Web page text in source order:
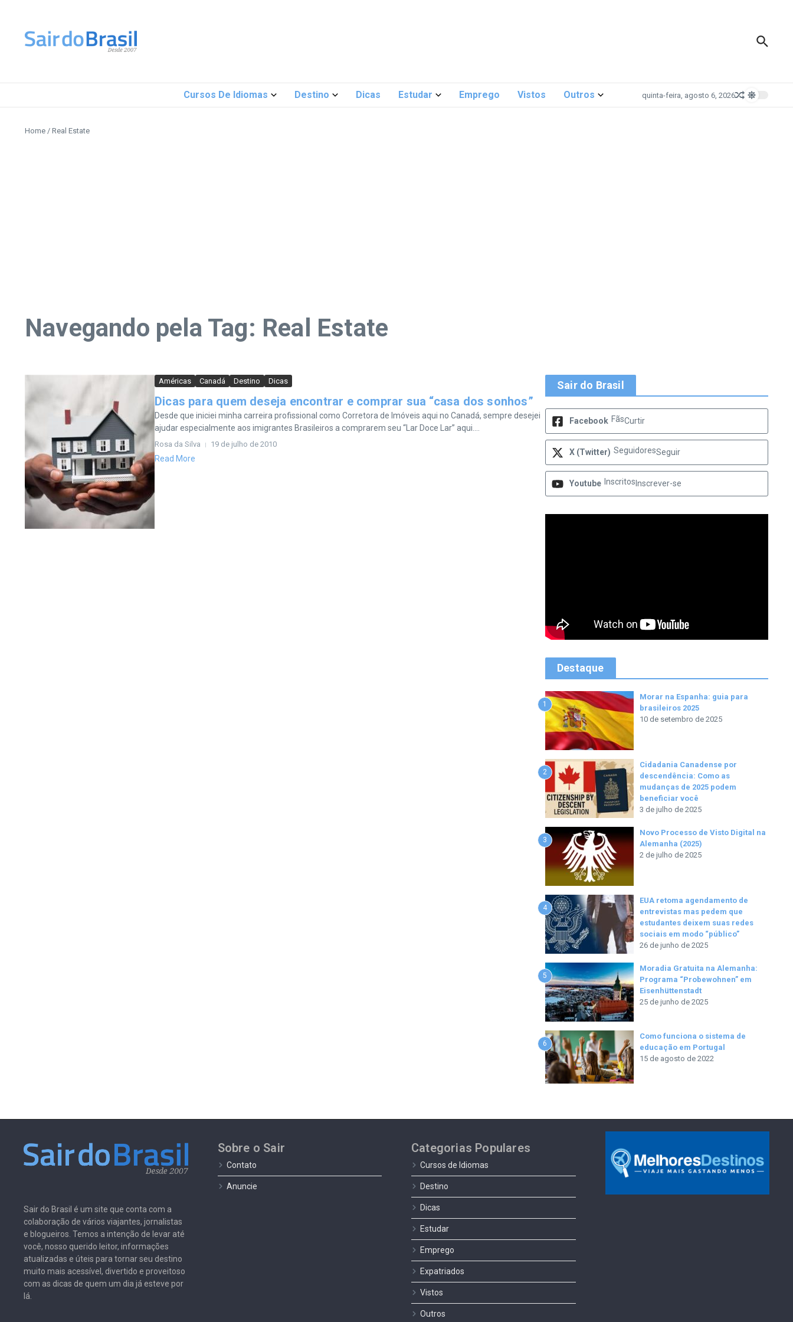
Cursos De Idiomas Destino Dicas Estudar Emprego Vistos Outros quinta-feira, agosto 6, 2026
Home / Real Estate
Navegando pela Tag: Real Estate
Américas Canadá Destino Dicas
Dicas para quem deseja encontrar e comprar sua “casa dos sonhos”
Desde que iniciei minha carreira profissional como Corretora de Imóveis aqui no Canadá, sempre desejei
ajudar especialmente aos imigrantes Brasileiros a comprarem seu “Lar Doce Lar” aqui....
Rosa da Silva 19 de julho de 2010
Read More
Sair do Brasil
Facebook FãsCurtir
X (Twitter) SeguidoresSeguir
Youtube Inscritos Inscrever-se
Destaque
1
Morar na Espanha: guia para
brasileiros 2025
10 de setembro de 2025
2
Cidadania Canadense por
descendência: Como as
mudanças de 2025 podem
beneficiar você
3 de julho de 2025
3
Novo Processo de Visto Digital na
Alemanha (2025)
2 de julho de 2025
4
EUA retoma agendamento de
entrevistas mas pedem que
estudantes deixem suas redes
sociais em modo “público”
26 de junho de 2025
5
Moradia Gratuita na Alemanha:
Programa “Probewohnen” em
Eisenhüttenstadt
25 de junho de 2025
6
Como funciona o sistema de
educação em Portugal
15 de agosto de 2022
Sair do Brasil é um site que conta com a
colaboração de vários viajantes, jornalistas
e blogueiros. Temos a intenção de levar até
você, nosso querido leitor, informações
atualizadas e úteis para tornar seu destino
muito mais acessível, divertido e proveitoso
com as dicas de quem um dia já esteve por
lá.
Sobre o Sair
Contato
Anuncie
Categorias Populares
Cursos de Idiomas
Destino
Dicas
Estudar
Emprego
Expatriados
Vistos
Outros